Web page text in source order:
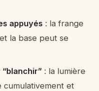
appuyés : la frange
la base peut se
: la lumière
cumulativement et